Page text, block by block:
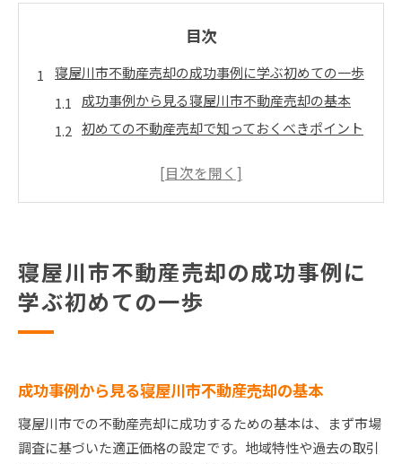
目次
寝屋川市不動産売却の成功事例に学ぶ初めての一歩
成功事例から見る寝屋川市不動産売却の基本
初めての不動産売却で知っておくべきポイント
プロが語る寝屋川市不動産売却の秘訣
地域特性を利用した寝屋川市不動産売却の戦略
地域特性を活かす不動産売却の重要性
地域に根ざした戦略的アプローチの構築
地域特性を利用した効果的な売却プロセス
寝屋川市不動産売却の成功事例に
学ぶ初めての一歩
成功事例から見る寝屋川市不動産売却の基本
寝屋川市での不動産売却に成功するための基本は、まず市場
調査に基づいた適正価格の設定です。地域特性や過去の取引